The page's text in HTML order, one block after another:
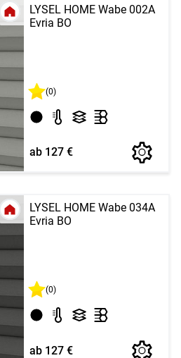
LYSEL HOME Wabe 002A
Evria BO
(0)
ab 127 €
LYSEL HOME Wabe 034A
Evria BO
(0)
ab 127 €